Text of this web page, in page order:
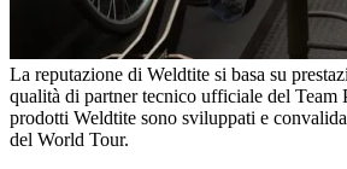
La reputazione di Weldtite si basa su
qualità di partner tecnico ufficiale del Team
prodotti Weldtite sono sviluppati e
del World Tour.